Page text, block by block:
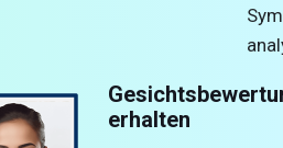
erhalten